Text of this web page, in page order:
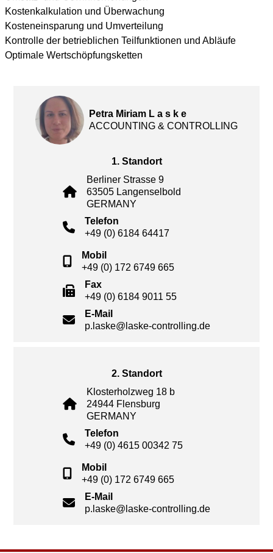
Kostenkalkulation und Überwachung
Kosteneinsparung und Umverteilung
Kontrolle der betrieblichen Teilfunktionen und Abläufe
Optimale Wertschöpfungsketten
Petra Miriam L a s k e
ACCOUNTING & CONTROLLING
1. Standort
Berliner Strasse 9
63505 Langenselbold
GERMANY
Telefon
+49 (0) 6184 64417
Mobil
+49 (0) 172 6749 665
Fax
+49 (0) 6184 9011 55
E-Mail
p.laske@laske-controlling.de
2. Standort
Klosterholzweg 18 b
24944 Flensburg
GERMANY
Telefon
+49 (0) 4615 00342 75
Mobil
+49 (0) 172 6749 665
E-Mail
p.laske@laske-controlling.de